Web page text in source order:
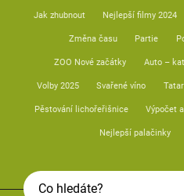
Jak zhubnout Nejlepší filmy 2024
Změna času Partie
ZOO Nové začátky Auto –
Volby 2025 Svařené víno
Pěstování lichořeřišnice Výpočet
Nejlepší palačinky